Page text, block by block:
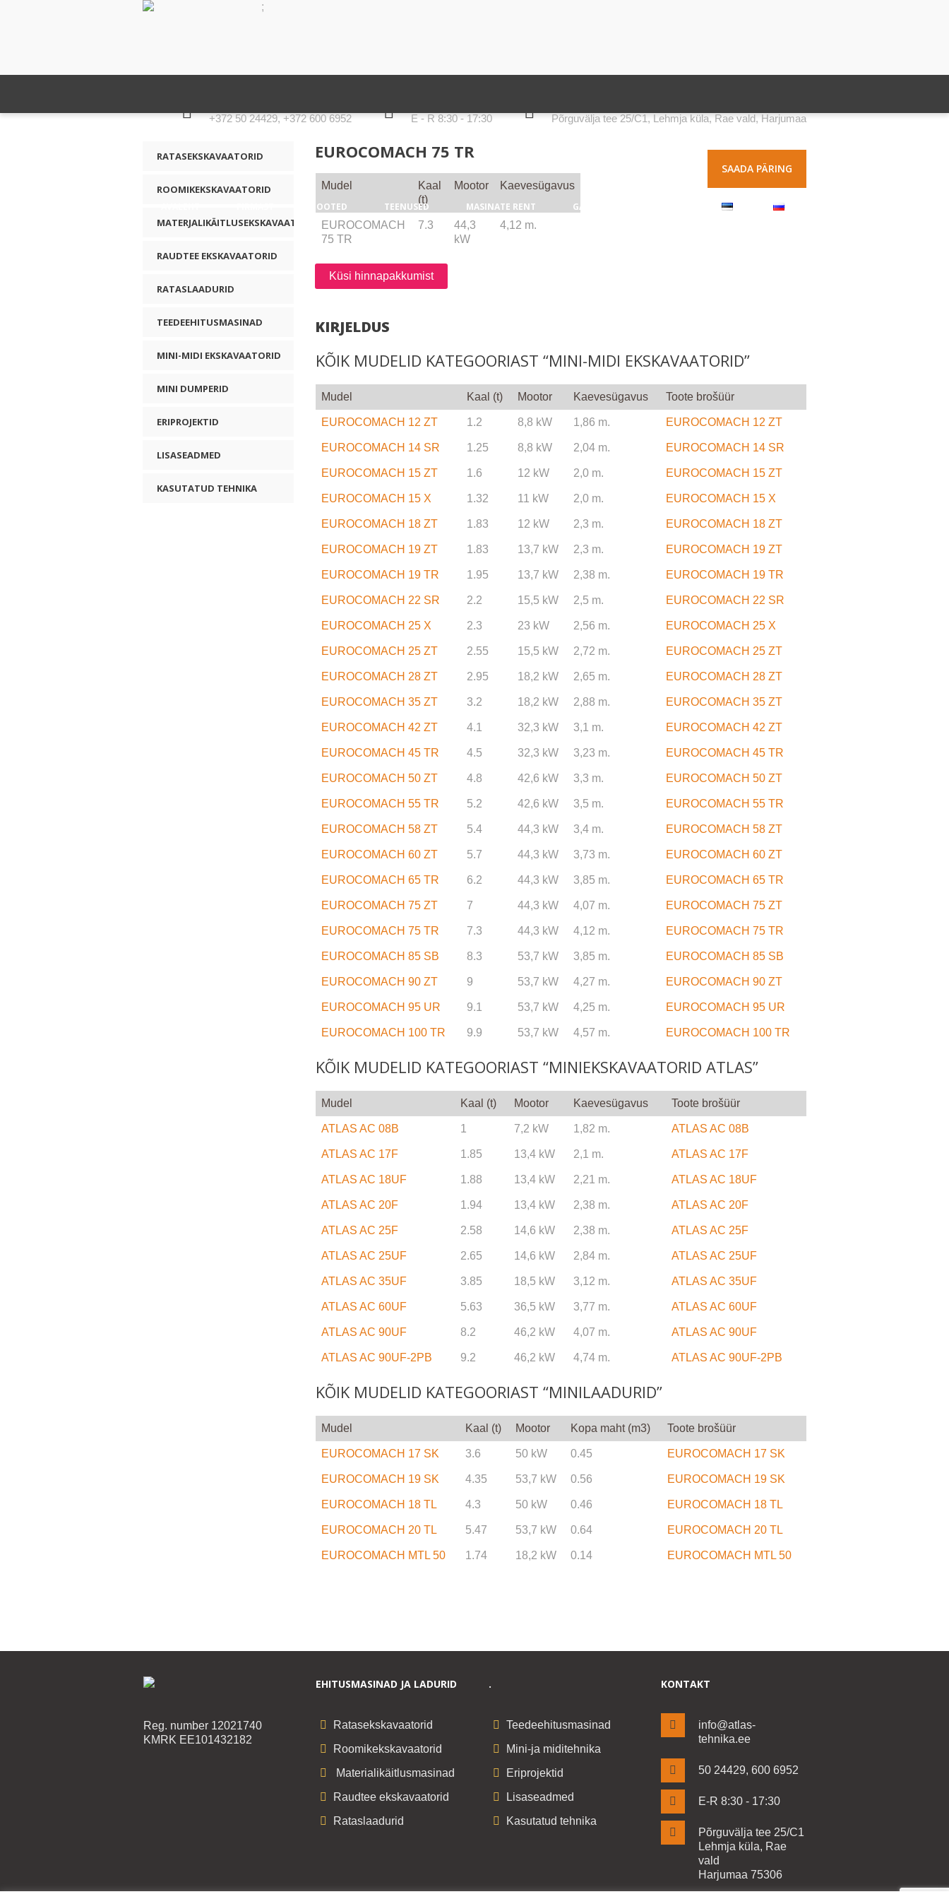
+372 50 24429, +372 600 6952 E - R 8:30 - 17:30 Põrguvälja tee 25/C1, Lehmja küla, Rae vald, Harjumaa
;
SAADA PÄRING
TOOTED TEENUSED MASINATE RENT GALERII
EUROCOMACH 75 TR
Mudel
Kaal
(t)
Mootor Kaevesügavus
EUROCOMACH
75 TR
7.3
44,3
kW
4,12 m.
Küsi hinnapakkumist
KIRJELDUS
KÕIK MUDELID KATEGOORIAST “MINI-MIDI EKSKAVAATORID”
Mudel Kaal (t) Mootor Kaevesügavus Toote brošüür
EUROCOMACH 12 ZT 1.2 8,8 kW 1,86 m. EUROCOMACH 12 ZT
EUROCOMACH 14 SR 1.25 8,8 kW 2,04 m. EUROCOMACH 14 SR
EUROCOMACH 15 ZT 1.6 12 kW 2,0 m. EUROCOMACH 15 ZT
EUROCOMACH 15 X 1.32 11 kW 2,0 m. EUROCOMACH 15 X
EUROCOMACH 18 ZT 1.83 12 kW 2,3 m. EUROCOMACH 18 ZT
EUROCOMACH 19 ZT 1.83 13,7 kW 2,3 m. EUROCOMACH 19 ZT
EUROCOMACH 19 TR 1.95 13,7 kW 2,38 m. EUROCOMACH 19 TR
EUROCOMACH 22 SR 2.2 15,5 kW 2,5 m. EUROCOMACH 22 SR
EUROCOMACH 25 X 2.3 23 kW 2,56 m. EUROCOMACH 25 X
EUROCOMACH 25 ZT 2.55 15,5 kW 2,72 m. EUROCOMACH 25 ZT
EUROCOMACH 28 ZT 2.95 18,2 kW 2,65 m. EUROCOMACH 28 ZT
EUROCOMACH 35 ZT 3.2 18,2 kW 2,88 m. EUROCOMACH 35 ZT
EUROCOMACH 42 ZT 4.1 32,3 kW 3,1 m. EUROCOMACH 42 ZT
EUROCOMACH 45 TR 4.5 32,3 kW 3,23 m. EUROCOMACH 45 TR
EUROCOMACH 50 ZT 4.8 42,6 kW 3,3 m. EUROCOMACH 50 ZT
EUROCOMACH 55 TR 5.2 42,6 kW 3,5 m. EUROCOMACH 55 TR
EUROCOMACH 58 ZT 5.4 44,3 kW 3,4 m. EUROCOMACH 58 ZT
EUROCOMACH 60 ZT 5.7 44,3 kW 3,73 m. EUROCOMACH 60 ZT
EUROCOMACH 65 TR 6.2 44,3 kW 3,85 m. EUROCOMACH 65 TR
EUROCOMACH 75 ZT 7 44,3 kW 4,07 m. EUROCOMACH 75 ZT
EUROCOMACH 75 TR 7.3 44,3 kW 4,12 m. EUROCOMACH 75 TR
EUROCOMACH 85 SB 8.3 53,7 kW 3,85 m. EUROCOMACH 85 SB
EUROCOMACH 90 ZT 9 53,7 kW 4,27 m. EUROCOMACH 90 ZT
EUROCOMACH 95 UR 9.1 53,7 kW 4,25 m. EUROCOMACH 95 UR
EUROCOMACH 100 TR 9.9 53,7 kW 4,57 m. EUROCOMACH 100 TR
KÕIK MUDELID KATEGOORIAST “MINIEKSKAVAATORID ATLAS”
Mudel Kaal (t) Mootor Kaevesügavus Toote brošüür
ATLAS AC 08B 1 7,2 kW 1,82 m. ATLAS AC 08B
ATLAS AC 17F 1.85 13,4 kW 2,1 m. ATLAS AC 17F
ATLAS AC 18UF 1.88 13,4 kW 2,21 m. ATLAS AC 18UF
ATLAS AC 20F 1.94 13,4 kW 2,38 m. ATLAS AC 20F
ATLAS AC 25F 2.58 14,6 kW 2,38 m. ATLAS AC 25F
ATLAS AC 25UF 2.65 14,6 kW 2,84 m. ATLAS AC 25UF
ATLAS AC 35UF 3.85 18,5 kW 3,12 m. ATLAS AC 35UF
ATLAS AC 60UF 5.63 36,5 kW 3,77 m. ATLAS AC 60UF
ATLAS AC 90UF 8.2 46,2 kW 4,07 m. ATLAS AC 90UF
ATLAS AC 90UF-2PB 9.2 46,2 kW 4,74 m. ATLAS AC 90UF-2PB
KÕIK MUDELID KATEGOORIAST “MINILAADURID”
Mudel Kaal (t) Mootor Kopa maht (m3) Toote brošüür
EUROCOMACH 17 SK 3.6 50 kW 0.45 EUROCOMACH 17 SK
EUROCOMACH 19 SK 4.35 53,7 kW 0.56 EUROCOMACH 19 SK
EUROCOMACH 18 TL 4.3 50 kW 0.46 EUROCOMACH 18 TL
EUROCOMACH 20 TL 5.47 53,7 kW 0.64 EUROCOMACH 20 TL
EUROCOMACH MTL 50 1.74 18,2 kW 0.14 EUROCOMACH MTL 50
RATASEKSKAVAATORID
ROOMIKEKSKAVAATORID
MATERJALIKÄITLUSEKSKAVAATORID
RAUDTEE EKSKAVAATORID
RATASLAADURID
TEEDEEHITUSMASINAD
MINI-MIDI EKSKAVAATORID
MINI DUMPERID
ERIPROJEKTID
LISASEADMED
KASUTATUD TEHNIKA
Reg. number 12021740
KMRK EE101432182
EHITUSMASINAD JA LADURID
Ratasekskavaatorid
Roomikekskavaatorid
Materialikäitlusmasinad
Raudtee ekskavaatorid
Rataslaadurid
.
Teedeehitusmasinad
Mini-ja miditehnika
Eriprojektid
Lisaseadmed
Kasutatud tehnika
KONTAKT
info@atlas-
tehnika.ee
50 24429, 600 6952
E-R 8:30 - 17:30
Põrguvälja tee 25/C1
Lehmja küla, Rae
vald
Harjumaa 75306